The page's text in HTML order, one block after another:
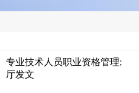
专业技术人员职业资格管理;
厅发文